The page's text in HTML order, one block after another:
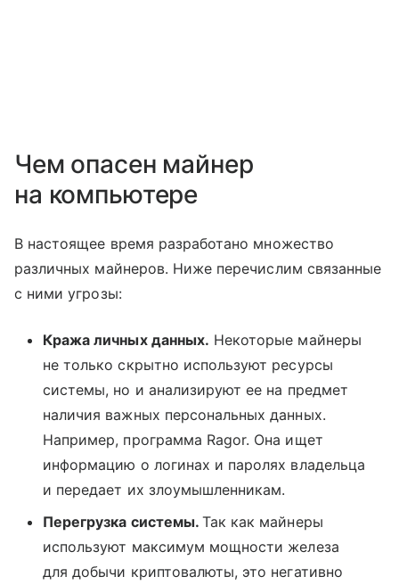
Чем опасен майнер
на компьютере
В настоящее время разработано множество
различных майнеров. Ниже перечислим связанные
с ними угрозы:
Кража личных данных. Некоторые майнеры
не только скрытно используют ресурсы
системы, но и анализируют ее на предмет
наличия важных персональных данных.
Например, программа Ragor. Она ищет
информацию о логинах и паролях владельца
и передает их злоумышленникам.
Перегрузка системы. Так как майнеры
используют максимум мощности железа
для добычи криптовалюты, это негативно